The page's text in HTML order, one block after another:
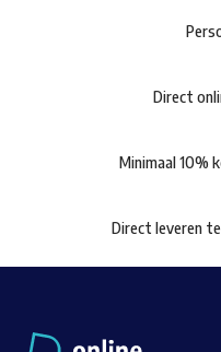
Waar ben je naar op
Direct
Minimaal 10%
Direct leveren